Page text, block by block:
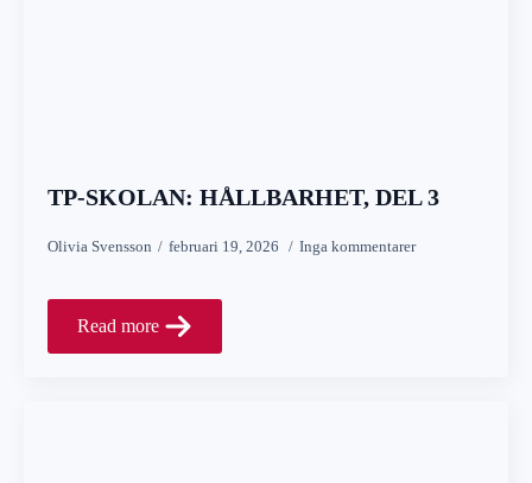
TP-SKOLAN: HÅLLBARHET, DEL 3
Olivia Svensson februari 19, 2026 Inga kommentarer
Read more